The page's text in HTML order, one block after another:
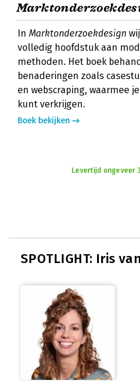
In Marktonderzoekdesign
volledig hoofdstuk aan
methoden. Het boek
benaderingen zoals
en webscraping, waarmee
kunt verkrijgen.
Boek bekijken
Levertijd ongeveer
SPOTLIGHT: Iris